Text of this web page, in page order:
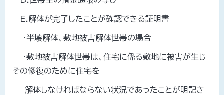
E.解体が完了したことが確認できる証明書
・半壊解体、敷地被害解体世帯の場合
・敷地被害解体世帯は、住宅に係る敷地に被害が生じ
その修復のために住宅を
解体しなければならない状況であったことが明記さ